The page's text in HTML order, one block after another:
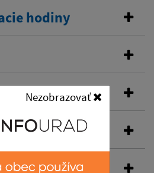
Nezobrazovať
hodiny